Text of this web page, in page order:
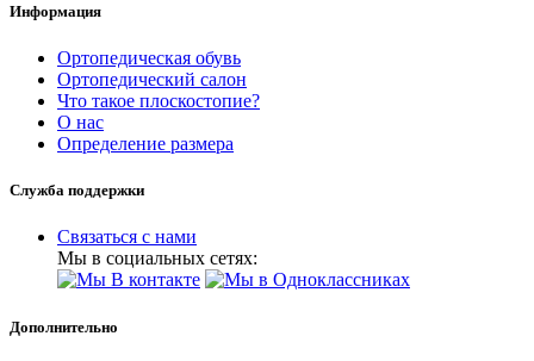
Информация
Ортопедическая обувь
Ортопедический салон
Что такое плоскостопие?
О нас
Определение размера
Служба поддержки
Связаться с нами
Мы в социальных сетях:
Дополнительно